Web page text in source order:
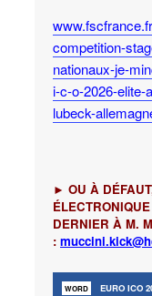
competition-
nationaux-je-
i-c-o-2026-elite-
lubeck-
► OU À DÉ
É
DERNIER À M.
:
EURO ICO